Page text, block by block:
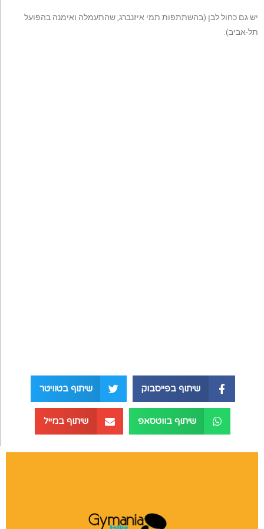
יש גם כחול לבן (בהשתתפות תמי איזנברג, שהתעמלה ואימנה בהפועל
תל-אביב):
שיתוף בפייסבוק שיתוף בטוויטר
שיתוף בווטסאפ שיתוף במייל
הרצאות